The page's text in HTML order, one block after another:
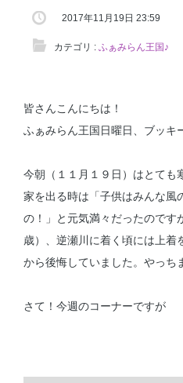
2017年11月19日 23:59
カテゴリ : ふぁみらん王国♪
皆さんこんにちは！
ふぁみらん王国日曜日、ブッキ
今朝（１１月１９日）はとても
家を出る時は「子供はみんな風
の！」と元気満々だったのです
歳）、逆瀬川に着く頃には上着
から後悔していました。やっち
さて！今週のコーナーですが